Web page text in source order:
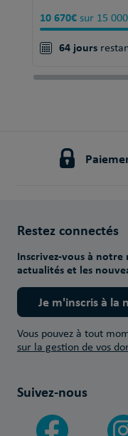
10 670€ sur 15
64 jours
Restez connectés
Inscrivez-vous à
actualités et les
Je m'inscris à la
Vous pouvez à tout
sur la gestion de vos
Suivez-nous